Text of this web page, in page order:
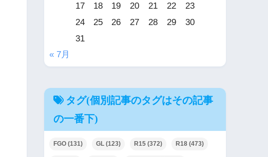
17
18 19 20 21 22
23
24
25 26 27 28 29
30
31
« 7月
タグ(個別記事のタグはその記事
の一番下)
FGO (131) GL (123) R15 (372) R18 (473)